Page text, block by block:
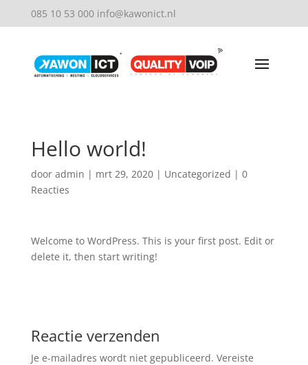
085 10 53 000 info@kawonict.nl
Hello world!
door admin | mrt 29, 2020| Uncategorized | 0
Reacties
Welcome to WordPress. This is your first post. Edit or
delete it, then start writing!
Reactie verzenden
Je e-mailadres wordt niet gepubliceerd. Vereiste